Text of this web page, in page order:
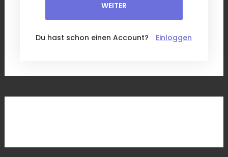
WEITER
Du hast schon einen Account? Einloggen